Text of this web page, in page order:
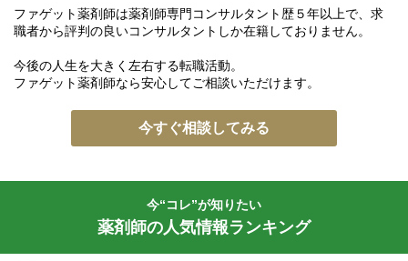
ファゲット薬剤師は薬剤師専門コンサルタント歴５年以上で、求
職者から評判の良いコンサルタントしか在籍しておりません。
今後の人生を大きく左右する転職活動。
ファゲット薬剤師なら安心してご相談いただけます。
今すぐ相談してみる
今“コレ”が知りたい
薬剤師の人気情報ランキング